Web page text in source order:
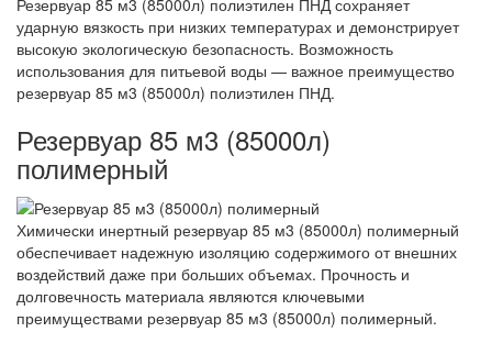
Резервуар 85 м3 (85000л) полиэтилен ПНД сохраняет
ударную вязкость при низких температурах и демонстрирует
высокую экологическую безопасность. Возможность
использования для питьевой воды — важное преимущество
резервуар 85 м3 (85000л) полиэтилен ПНД.
Резервуар 85 м3 (85000л)
полимерный
Химически инертный резервуар 85 м3 (85000л) полимерный
обеспечивает надежную изоляцию содержимого от внешних
воздействий даже при больших объемах. Прочность и
долговечность материала являются ключевыми
преимуществами резервуар 85 м3 (85000л) полимерный.